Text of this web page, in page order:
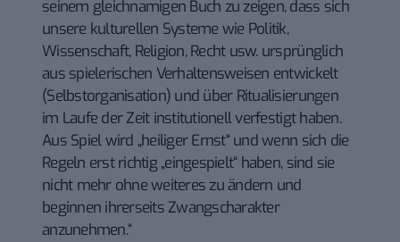
seinem gleichnamigen Buch zu zeigen, dass sich
unsere kulturellen Systeme wie Politik,
Wissenschaft, Religion, Recht usw. ursprünglich
aus spielerischen Verhaltensweisen entwickelt
(Selbstorganisation) und über Ritualisierungen
im Laufe der Zeit institutionell verfestigt haben.
Aus Spiel wird „heiliger Ernst“ und wenn sich die
Regeln erst richtig „eingespielt“ haben, sind sie
nicht mehr ohne weiteres zu ändern und
beginnen ihrerseits Zwangscharakter
anzunehmen.“